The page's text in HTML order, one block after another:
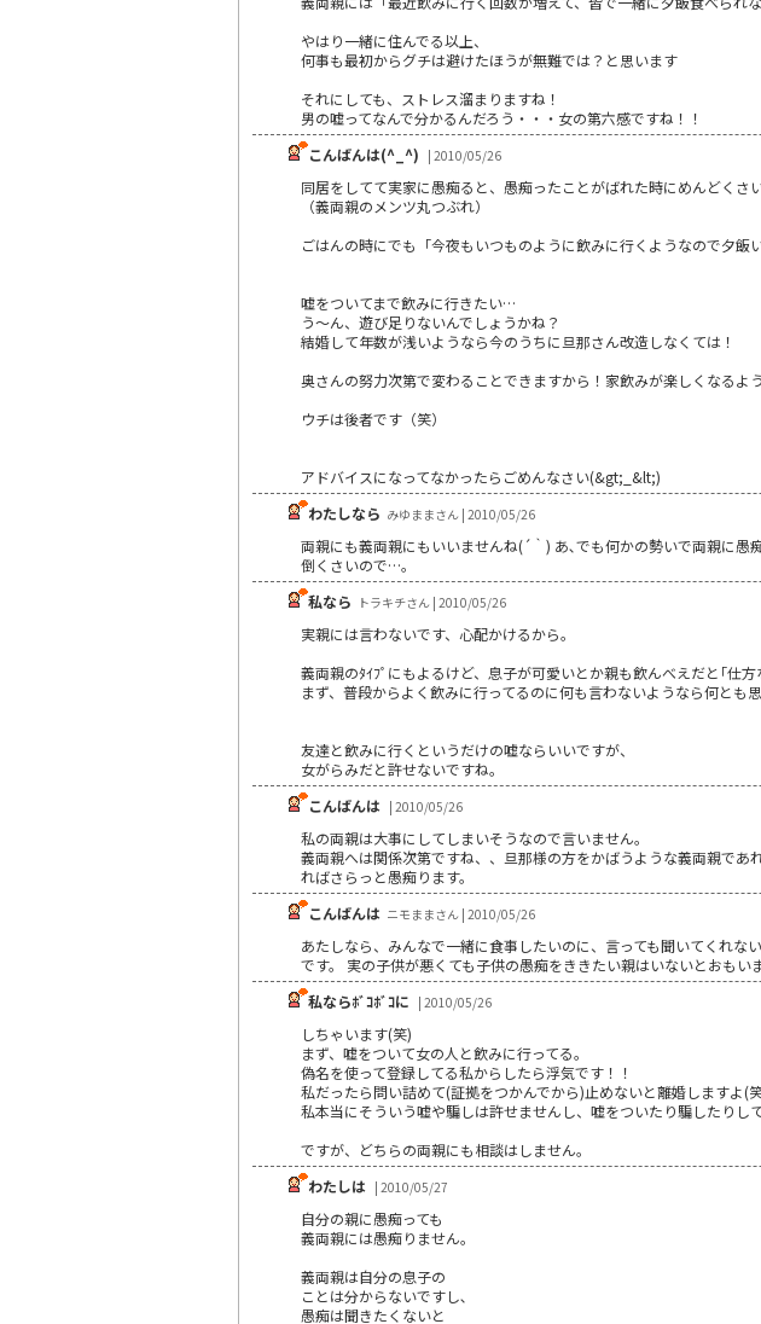
やはり一緒に住んでる以上、
何事も最初からグチは避けたほうが無難では？と思います
それにしても、ストレス溜まりますね！
男の嘘ってなんで分かるんだろう・・・女の第六感ですね！！
こんばんは(^_^) | 2010/05/26
同居をしてて実家に愚痴ると、愚痴ったことがばれた時にめんどくさ
（義両親のメンツ丸つぶれ）
ごはんの時にでも「今夜もいつものように飲みに行くようなので夕
嘘をついてまで飲みに行きたい…
う～ん、遊び足りないんでしょうかね？
結婚して年数が浅いようなら今のうちに旦那さん改造しなくては！
奥さんの努力次第で変わることできますから！家飲みが楽しくなるよ
ウチは後者です（笑）
アドバイスになってなかったらごめんなさい(&gt;_&lt;)
わたしなら みゆままさん | 2010/05/26
両親にも義両親にもいいませんね(´｀) あ､でも何かの勢いで両親に
倒くさいので…｡
私なら トラキチさん | 2010/05/26
実親には言わないです、心配かけるから。
義両親のﾀｲﾌﾟにもよるけど、息子が可愛いとか親も飲んべえだと｢仕
まず、普段からよく飲みに行ってるのに何も言わないようなら何とも
友達と飲みに行くというだけの嘘ならいいですが、
女がらみだと許せないですね。
こんばんは | 2010/05/26
私の両親は大事にしてしまいそうなので言いません。
義両親へは関係次第ですね、、旦那様の方をかばうような義両親で
ればさらっと愚痴ります。
こんばんは ニモままさん | 2010/05/26
あたしなら、みんなで一緒に食事したいのに、言っても聞いてくれ
です。 実の子供が悪くても子供の愚痴をききたい親はいないとおもい
私ならﾎﾞｺﾎﾞｺに | 2010/05/26
しちゃいます(笑)
まず、嘘をついて女の人と飲みに行ってる。
偽名を使って登録してる私からしたら浮気です！！
私だったら問い詰めて(証拠をつかんでから)止めないと離婚しますよ(
私本当にそういう嘘や騙しは許せませんし、嘘をついたり騙したりし
ですが、どちらの両親にも相談はしません。
わたしは | 2010/05/27
自分の親に愚痴っても
義両親には愚痴りません。
義両親は自分の息子の
ことは分からないですし､
愚痴は聞きたくないと